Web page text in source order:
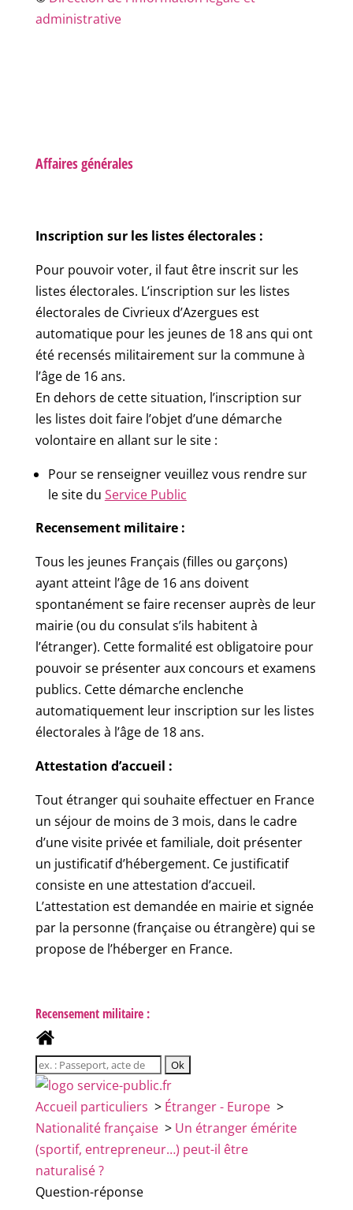
administrative
Affaires générales
Inscription sur les listes électorales :
Pour pouvoir voter, il faut être inscrit sur les
listes électorales. L’inscription sur les listes
électorales de Civrieux d’Azergues est
automatique pour les jeunes de 18 ans qui ont
été recensés militairement sur la commune à
l’âge de 16 ans.
En dehors de cette situation, l’inscription sur
les listes doit faire l’objet d’une démarche
volontaire en allant sur le site :
Pour se renseigner veuillez vous rendre sur
le site du Service Public
Recensement militaire :
Tous les jeunes Français (filles ou garçons)
ayant atteint l’âge de 16 ans doivent
spontanément se faire recenser auprès de leur
mairie (ou du consulat s’ils habitent à
l’étranger). Cette formalité est obligatoire pour
pouvoir se présenter aux concours et examens
publics. Cette démarche enclenche
automatiquement leur inscription sur les listes
électorales à l’âge de 18 ans.
Attestation d’accueil :
Tout étranger qui souhaite effectuer en France
un séjour de moins de 3 mois, dans le cadre
d’une visite privée et familiale, doit présenter
un justificatif d’hébergement. Ce justificatif
consiste en une attestation d’accueil.
L’attestation est demandée en mairie et signée
par la personne (française ou étrangère) qui se
propose de l’héberger en France.
Recensement militaire :
Accueil particuliers > Étranger - Europe >
Nationalité française > Un étranger émérite
(sportif, entrepreneur…) peut-il être
naturalisé ?
Question-réponse